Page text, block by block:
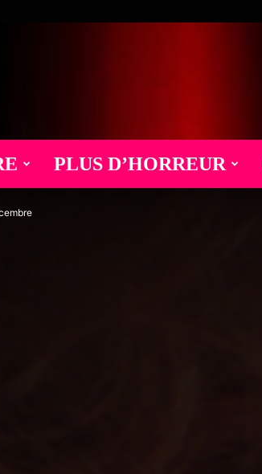
PLUS D’HORREUR